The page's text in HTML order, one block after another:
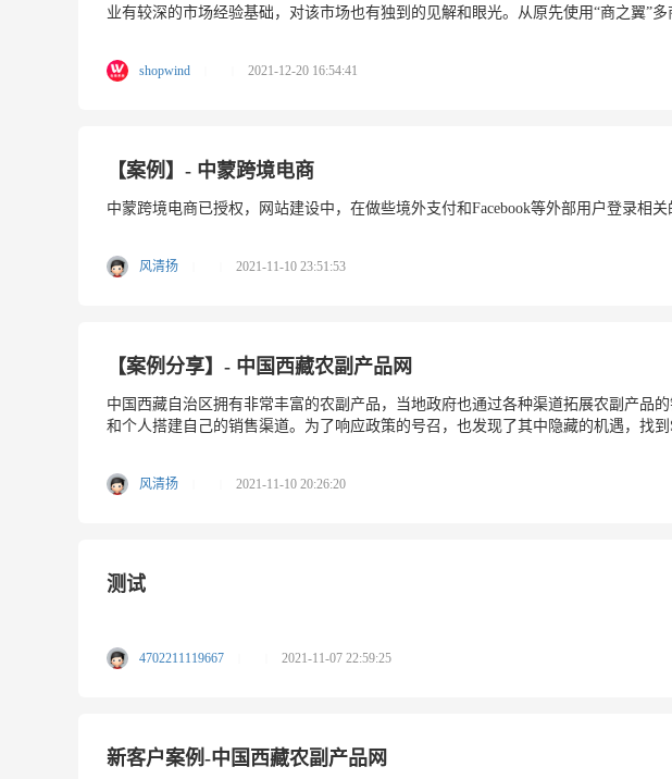
业有较深的市场经验基础，对该市场也有独到的见解和眼光。从原先使用“商之翼”
shopwind 2021-12-20 16:54:41
【案例】- 中蒙跨境电商
中蒙跨境电商已授权，网站建设中，在做些境外支付和Facebook等外部用户登录相关
风清扬 2021-11-10 23:51:53
【案例分享】- 中国西藏农副产品网
中国西藏自治区拥有非常丰富的农副产品，当地政府也通过各种渠道拓展农副产品
和个人搭建自己的销售渠道。为了响应政策的号召，也发现了其中隐藏的机遇，找
风清扬 2021-11-10 20:26:20
测试
4702211119667 2021-11-07 22:59:25
新客户案例-中国西藏农副产品网